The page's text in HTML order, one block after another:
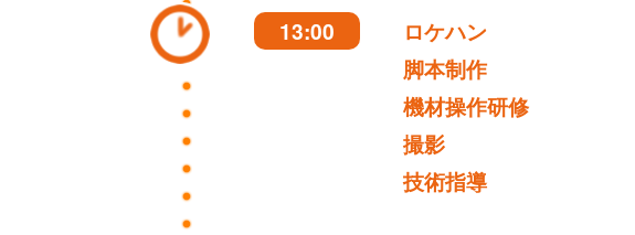
13:00
ロケハン
脚本制作
機材操作研修
撮影
技術指導